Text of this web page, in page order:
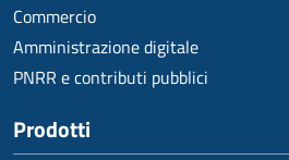
Commercio
Amministrazione digitale
PNRR e contributi pubblici
Prodotti